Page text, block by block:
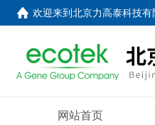
欢迎来到北京力高泰科技有
网站首页